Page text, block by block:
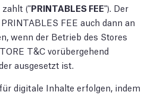
("PRINTABLES FEE"). Der
FEE auch dann an
wenn der Betrieb des Stores
T&C vorübergehend
ausgesetzt ist.
digitale Inhalte erfolgen, indem